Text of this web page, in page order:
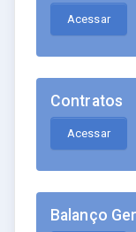
Acessar
Contratos
Acessar
Balanço